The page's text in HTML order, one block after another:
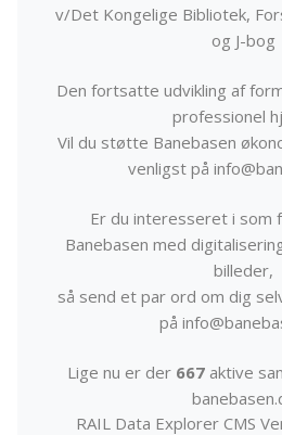
v/Det Kongelige Bibliotek,
og J-bog
Den fortsatte udvikling af
professionel
Vil du støtte Banebasen
venligst på
Er du interesseret i som
Banebasen med
billeder,
så send et par ord om dig
på
Lige nu er der 667aktive
RAIL Data Explorer CMS